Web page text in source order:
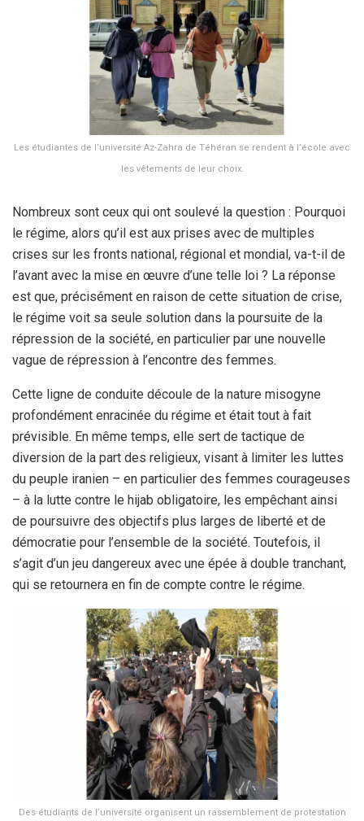
Les étudiantes de l’université Az-Zahra de Téhéran se rendent à l’école avec
les vêtements de leur choix.
Nombreux sont ceux qui ont soulevé la question : Pourquoi
le régime, alors qu’il est aux prises avec de multiples
crises sur les fronts national, régional et mondial, va-t-il de
l’avant avec la mise en œuvre d’une telle loi ? La réponse
est que, précisément en raison de cette situation de crise,
le régime voit sa seule solution dans la poursuite de la
répression de la société, en particulier par une nouvelle
vague de répression à l’encontre des femmes.
Cette ligne de conduite découle de la nature misogyne
profondément enracinée du régime et était tout à fait
prévisible. En même temps, elle sert de tactique de
diversion de la part des religieux, visant à limiter les luttes
du peuple iranien – en particulier des femmes courageuses
– à la lutte contre le hijab obligatoire, les empêchant ainsi
de poursuivre des objectifs plus larges de liberté et de
démocratie pour l’ensemble de la société. Toutefois, il
s’agit d’un jeu dangereux avec une épée à double tranchant,
qui se retournera en fin de compte contre le régime.
Des étudiants de l’université organisent un rassemblement de protestation